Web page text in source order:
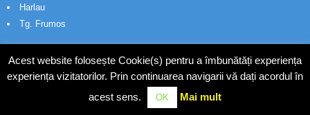
Harlau
Tg. Frumos
© Wakatech
Acest website folosește Cookie(s) pentru a îmbunătăți experiența
experiența vizitatorilor. Prin continuarea navigarii vă dați acordul în
acest sens.
OK Mai mult